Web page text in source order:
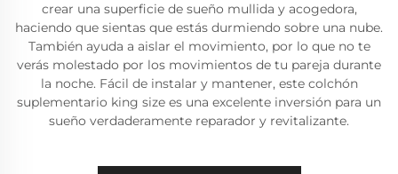
crear una superficie de sueño mullida y acogedora,
haciendo que sientas que estás durmiendo sobre una nube.
También ayuda a aislar el movimiento, por lo que no te
verás molestado por los movimientos de tu pareja durante
la noche. Fácil de instalar y mantener, este colchón
suplementario king size es una excelente inversión para un
sueño verdaderamente reparador y revitalizante.